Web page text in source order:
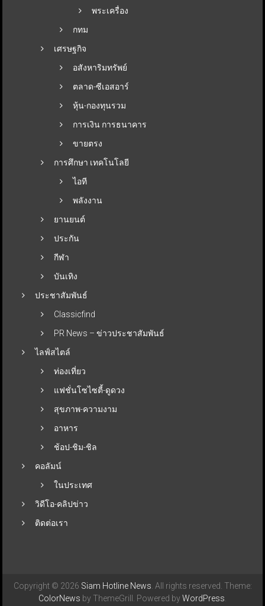
พระเครื่อง
กทม
เศรษฐกิจ
อสังหาริมทรัพย์
ตลาด-ซีเอสอาร์
หุ้น-กองทุนรวม
การเงิน การธนาคาร
ขายตรง
การศึกษา เทคโนโลยี
ไอที
พลังงาน
ยานยนต์
ประกัน
กีฬา
บันเทิง
ประชาสัมพันธ์
Classicfind
PR News – ข่าวประชาสัมพันธ์
ไลฟ์สไตล์
ท่องเที่ยว
แฟชั่นโซไซตี้-ดูดวง
สุขภาพ-ความงาม
อาหาร
ช้อป-ชิม-ชิล
คอลัมน์
ในประเทศ
วิดีโอ-คลิปข่าว
ติดต่อเรา
Copyright © 2026 Siam Hotline News . All rights reserved. Theme:
ColorNews by ThemeGrill. Powered byWordPress